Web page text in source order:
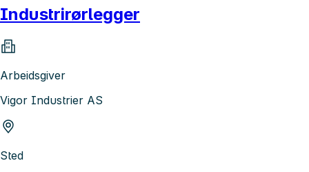
Industrirørlegger
Arbeidsgiver
Vigor Industrier AS
Sted